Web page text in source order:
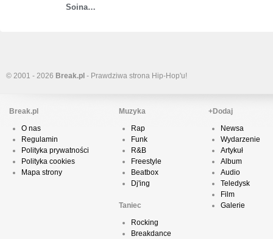
Soina…
© 2001 - 2026 Break.pl - Prawdziwa strona Hip-Hop'u!
Break.pl
O nas
Regulamin
Polityka prywatności
Polityka cookies
Mapa strony
Muzyka
Rap
Funk
R&B
Freestyle
Beatbox
Dj'ing
Taniec
Rocking
Breakdance
+Dodaj
Newsa
Wydarzenie
Artykuł
Album
Audio
Teledysk
Film
Galerie